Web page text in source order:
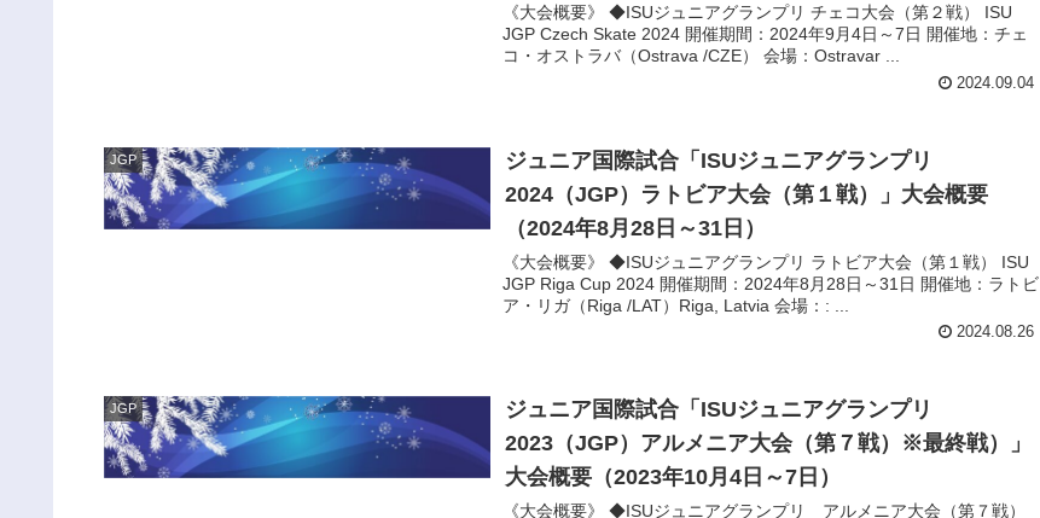
《大会概要》 ◆ISUジュニアグランプリ チェコ大会（第２戦） ISU
JGP Czech Skate 2024 開催期間：2024年9月4日～7日 開催地：チェ
コ・オストラバ（Ostrava /CZE） 会場：Ostravar ...
2024.09.04
JGP
ジュニア国際試合「ISUジュニアグランプリ
2024（JGP）ラトビア大会（第１戦）」大会概要
（2024年8月28日～31日）
《大会概要》 ◆ISUジュニアグランプリ ラトビア大会（第１戦） ISU
JGP Riga Cup 2024 開催期間：2024年8月28日～31日 開催地：ラトビ
ア・リガ（Riga /LAT）Riga, Latvia 会場：: ...
2024.08.26
JGP
ジュニア国際試合「ISUジュニアグランプリ
2023（JGP）アルメニア大会（第７戦）※最終戦）」
大会概要（2023年10月4日～7日）
《大会概要》 ◆ISUジュニアグランプリ アルメニア大会（第７戦）